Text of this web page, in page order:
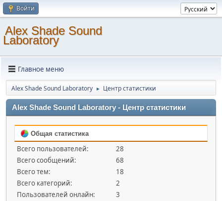
Войти
Alex Shade Sound
Laboratory
Главное меню
Alex Shade Sound Laboratory ► Центр статистики
Alex Shade Sound Laboratory - Центр статистики
Общая статистика
Всего пользователей:
28
Всего сообщений:
68
Всего тем:
18
Всего категорий:
2
Пользователей онлайн:
3